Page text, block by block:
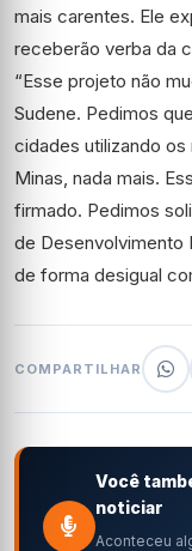
mais carentes. Ele
receberão verba da
“Esse projeto não
Sudene. Pedimos
cidades utilizando
Minas, nada mais.
firmado. Pedimos
de Desenvolvimento
de forma desigual
COMPARTILHAR
Você
noticiar
Aconteceu